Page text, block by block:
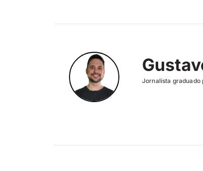
Jornalista graduado